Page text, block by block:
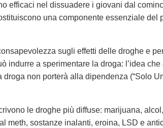
efficaci nel dissuadere i giovani dal
una componente essenziale del
sugli effetti delle droghe e
indurre a sperimentare la droga: l’idea
droga non porterà alla dipendenza (“Solo
le droghe più diffuse: marijuana,
meth, sostanze inalanti, eroina, LSD e